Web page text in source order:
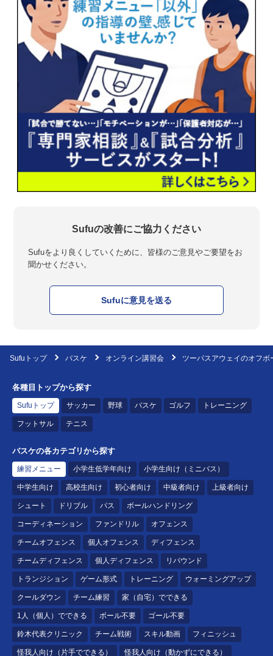
Sufuの改善にご協力ください
Sufuをより良くしていくために、皆様のご意見やご要望をお
聞かせください。
Sufuに意見を送る
Sufuトップ バスケ オンライン講習会 ツーパスアウェイのオフ
各種目トップから探す
Sufuトップ サッカー 野球 バスケ ゴルフ トレーニング
フットサル テニス
バスケの各カテゴリから探す
練習メニュー 小学生低学年向け 小学生向け（ミニバス）
中学生向け 高校生向け 初心者向け 中級者向け 上級者向け
シュート ドリブル パス ボールハンドリング
コーディネーション ファンドリル オフェンス
チームオフェンス 個人オフェンス ディフェンス
チームディフェンス 個人ディフェンス リバウンド
トランジション ゲーム形式 トレーニング ウォーミングアップ
クールダウン チーム練習 家（自宅）でできる
1人（個人）でできる ボール不要 ゴール不要
鈴木代表クリニック チーム戦術 スキル動画 フィニッシュ
怪我人向け（片手でできる） 怪我人向け（動かずにできる）